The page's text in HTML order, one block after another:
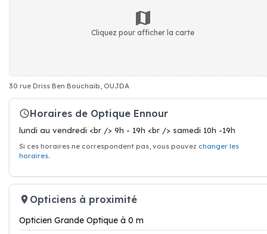
Cliquez pour afficher la carte
30 rue Driss Ben Bouchaib, OUJDA
Horaires de Optique Ennour
lundi au vendredi <br /> 9h - 19h <br /> samedi 10h -19h
Si ces horaires ne correspondent pas, vous pouvez changer les
horaires.
Opticiens à proximité
Opticien Grande Optique à 0 m